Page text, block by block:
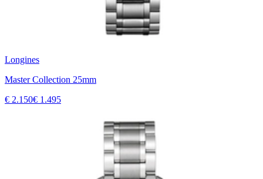
Longines
Master Collection 25mm
€ 2.150€ 1.495